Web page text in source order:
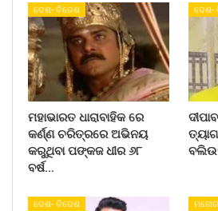
ଦେଶ- ବିଦେଶ
ମହାଭାରତ ଧାରାବାହିକ ରେ
କର୍ଣ୍ଣ ଚରିତ୍ରରେ ଅଭିନୟ
କରୁଥିବା ପଙ୍କଜ ଧୀର ୬୮
ବର୍ଷ…
ଦେଶ-
ଦେଶ- ବିଦେଶ